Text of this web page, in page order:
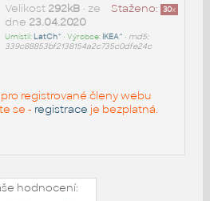
Staženo: 30x
Velikost 292kB• ze
dne 23.04.2020
Umístil: LatCh^ • Výrobce: IKEA^ • md5:
339c88853bf2138154a2c735c0dfe24c
registrované členy webu
se - registrace je bezplatná.
hodnocení: